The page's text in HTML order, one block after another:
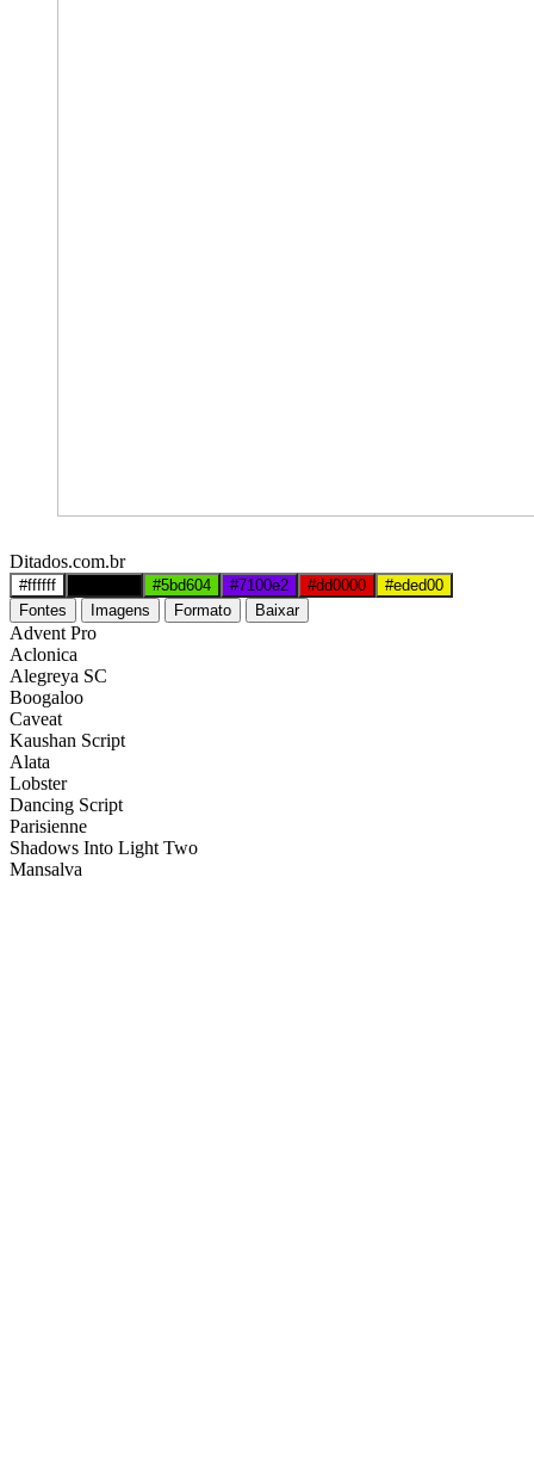
Ditados.com.br
#ffffff #5bd604 #7100e2 #dd0000
#eded00
Fontes
Imagens Formato Baixar
Advent Pro
Aclonica
Alegreya SC
Boogaloo
Caveat
Kaushan Script
Alata
Lobster
Dancing Script
Parisienne
Shadows Into Light Two
Mansalva